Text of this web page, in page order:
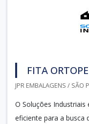
FITA
JPR EMBALAGENS / SÃO
O Soluções
eficiente para a busca